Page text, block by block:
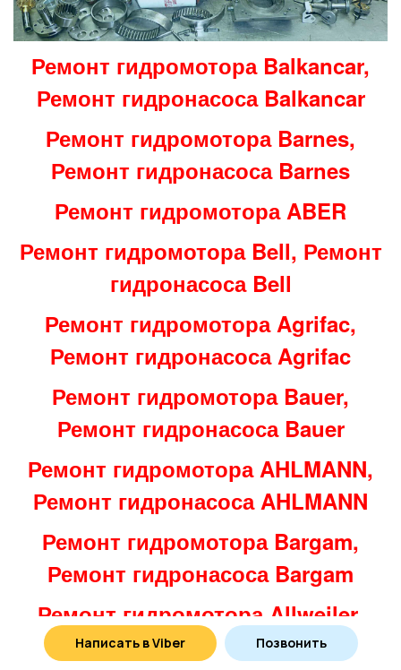
Написать в Viber Позвонить
Ремонт гидромотора Balkancar,
Ремонт гидронасоса Balkancar
Ремонт гидромотора Barnes,
Ремонт гидронасоса Barnes
Ремонт гидромотора ABER
Ремонт гидромотора Bell, Ремонт
гидронасоса Bell
Ремонт гидромотора Agrifac,
Ремонт гидронасоса Agrifac
Ремонт гидромотора Bauer,
Ремонт гидронасоса Bauer
Ремонт гидромотора AHLMANN,
Ремонт гидронасоса AHLMANN
Ремонт гидромотора Bargam,
Ремонт гидронасоса Bargam
Ремонт гидромотора Allweiler,
Ремонт гидронасоса Allweiler